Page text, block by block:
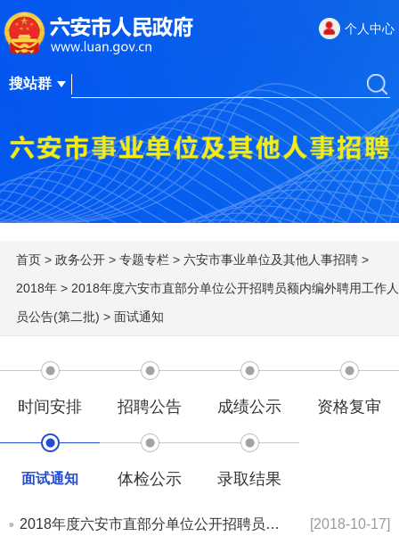
个人中心
首页 > 政务公开 > 专题专栏 > 六安市事业单位及其他人事招聘 >
2018年 > 2018年度六安市直部分单位公开招聘员额内编外聘用工作人
员公告(第二批) > 面试通知
时间安排 招聘公告 成绩公示 资格复审
面试通知 体检公示 录取结果
[2018-10-17]
2018年度六安市直部分单位公开招聘员额内编外聘用人员(第二批)入围结构化面试递补资格复审的通知